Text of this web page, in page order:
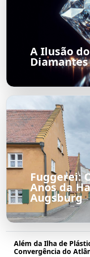
A Ilusão
Diamantes
Fuggerei:
Anos da
Augsburg
Além da Ilha de
Convergência do